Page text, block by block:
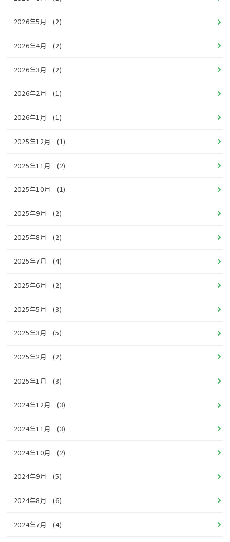
2026年5月 (2)
2026年4月 (2)
2026年3月 (2)
2026年2月 (1)
2026年1月 (1)
2025年12月 (1)
2025年11月 (2)
2025年10月 (1)
2025年9月 (2)
2025年8月 (2)
2025年7月 (4)
2025年6月 (2)
2025年5月 (3)
2025年3月 (5)
2025年2月 (2)
2025年1月 (3)
2024年12月 (3)
2024年11月 (3)
2024年10月 (2)
2024年9月 (5)
2024年8月 (6)
2024年7月 (4)